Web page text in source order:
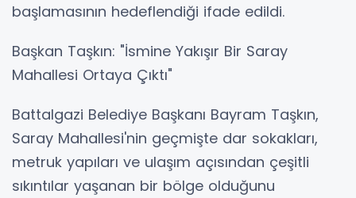
başlamasının hedeflendiği ifade edildi.
Başkan Taşkın: "İsmine Yakışır Bir Saray
Mahallesi Ortaya Çıktı"
Battalgazi Belediye Başkanı Bayram Taşkın,
Saray Mahallesi'nin geçmişte dar sokakları,
metruk yapıları ve ulaşım açısından çeşitli
sıkıntılar yaşanan bir bölge olduğunu